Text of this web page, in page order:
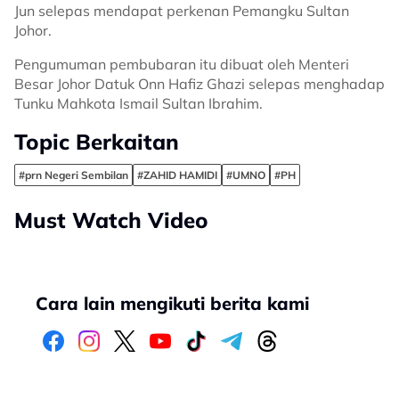
Jun selepas mendapat perkenan Pemangku Sultan
Johor.
Pengumuman pembubaran itu dibuat oleh Menteri
Besar Johor Datuk Onn Hafiz Ghazi selepas menghadap
Tunku Mahkota Ismail Sultan Ibrahim.
Topic Berkaitan
#prn Negeri Sembilan #ZAHID HAMIDI #UMNO #PH
Must Watch Video
Cara lain mengikuti berita kami